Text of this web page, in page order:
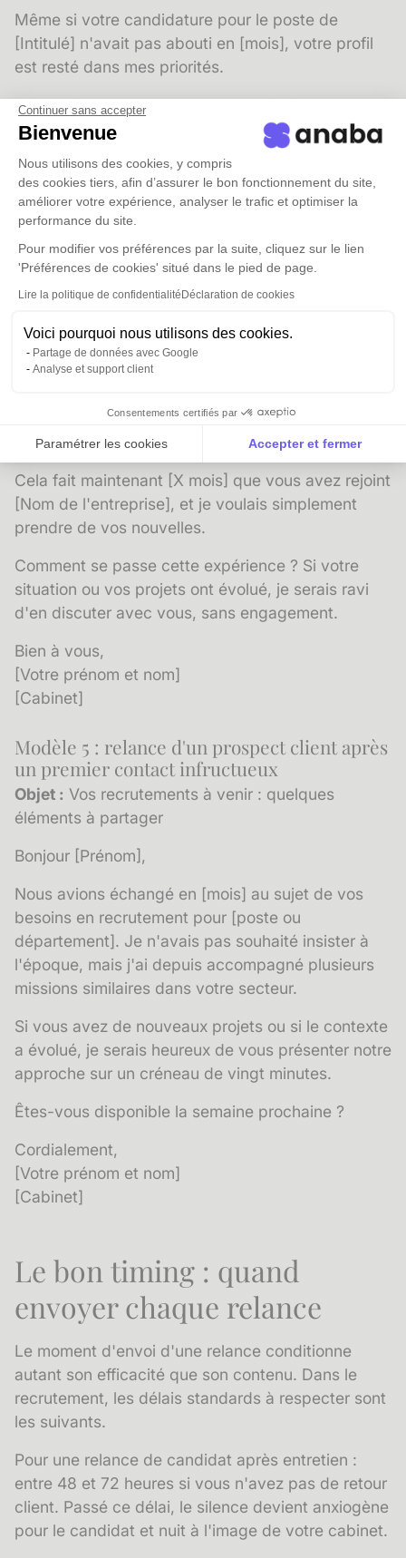
Continuer sans accepter
Bienvenue
Nous utilisons des cookies, y compris
des cookies tiers, afin d’assurer le bon fonctionnement du site,
améliorer votre expérience, analyser le trafic et optimiser la
performance du site.
Pour modifier vos préférences par la suite, cliquez sur le lien
'Préférences de cookies' situé dans le pied de page.
Lire la politique de confidentialitéDéclaration de cookies
Voici pourquoi nous utilisons des cookies.
Partage de données avec Google
Analyse et support client
Consentements certifiés par
Paramétrer les cookies Accepter et fermer
Axeptio consent
Plateforme de Gestion du Consentement :
Notre plateforme vous permet d'adapter et de gérer
Même si votre candidature pour le poste de
[Intitulé] n'avait pas abouti en [mois], votre profil
est resté dans mes priorités.
Je travaille actuellement sur une mission de
[Intitulé du nouveau poste] dans le secteur
[Secteur], qui me semble proche de vos attentes.
Cela vous intéresse-t-il que nous en parlions
brièvement ?
[Votre prénom et nom]
Modèle 4 : réactivation d'un candidat placé
(suivi à 12 ou 18 mois)
Objet :
Comment se passe votre poste chez
Bonjour [Prénom],
Cela fait maintenant [X mois] que vous avez rejoint
[Nom de l'entreprise], et je voulais simplement
prendre de vos nouvelles.
Comment se passe cette expérience ? Si votre
situation ou vos projets ont évolué, je serais ravi
d'en discuter avec vous, sans engagement.
Bien à vous,
[Votre prénom et nom]
[Cabinet]
Modèle 5 : relance d'un prospect client après
un premier contact infructueux
Objet : Vos recrutements à venir : quelques
éléments à partager
Bonjour [Prénom],
Nous avions échangé en [mois] au sujet de vos
besoins en recrutement pour [poste ou
département]. Je n'avais pas souhaité insister à
l'époque, mais j'ai depuis accompagné plusieurs
missions similaires dans votre secteur.
Si vous avez de nouveaux projets ou si le contexte
a évolué, je serais heureux de vous présenter notre
approche sur un créneau de vingt minutes.
Êtes-vous disponible la semaine prochaine ?
Cordialement,
[Votre prénom et nom]
[Cabinet]
Le bon timing : quand
envoyer chaque relance
Le moment d'envoi d'une relance conditionne
autant son efficacité que son contenu. Dans le
recrutement, les délais standards à respecter sont
les suivants.
Pour une relance de candidat après entretien :
entre 48 et 72 heures si vous n'avez pas de retour
client. Passé ce délai, le silence devient anxiogène
pour le candidat et nuit à l'image de votre cabinet.